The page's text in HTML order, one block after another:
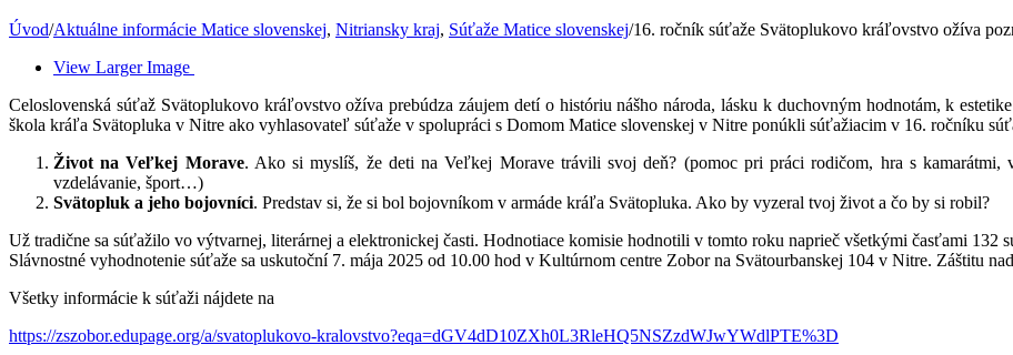
Úvod/Aktuálne informácie Matice slovenskej, Nitriansky kraj, Súťaže Matice slovenskej/16. ročník súťaže Svätoplukovo kráľovstvo ožíva
View Larger Image
Celoslovenská súťaž Svätoplukovo kráľovstvo ožíva prebúdza záujem detí o históriu nášho národa, lásku k duchovným hodnotám, k
škola kráľa Svätopluka v Nitre ako vyhlasovateľ súťaže v spolupráci s Domom Matice slovenskej v Nitre ponúkli súťažiacim v 16. ročníku
Život na Veľkej Morave. Ako si myslíš, že deti na Veľkej Morave trávili svoj deň? (pomoc pri práci rodičom, hra s kamarátmi,
vzdelávanie, šport…)
Svätopluk a jeho bojovníci. Predstav si, že si bol bojovníkom v armáde kráľa Svätopluka. Ako by vyzeral tvoj život a čo by si robil?
Už tradične sa súťažilo vo výtvarnej, literárnej a elektronickej časti. Hodnotiace komisie hodnotili v tomto roku naprieč všetkými časťami 132
Slávnostné vyhodnotenie súťaže sa uskutoční 7. mája 2025 od 10.00 hod v Kultúrnom centre Zobor na Svätourbanskej 104 v Nitre. Záštitu
Všetky informácie k súťaži nájdete na
https://zszobor.edupage.org/a/svatoplukovo-kralovstvo?eqa=dGV4dD10ZXh0L3RleHQ5NSZzdWJwYWdlPTE%3D